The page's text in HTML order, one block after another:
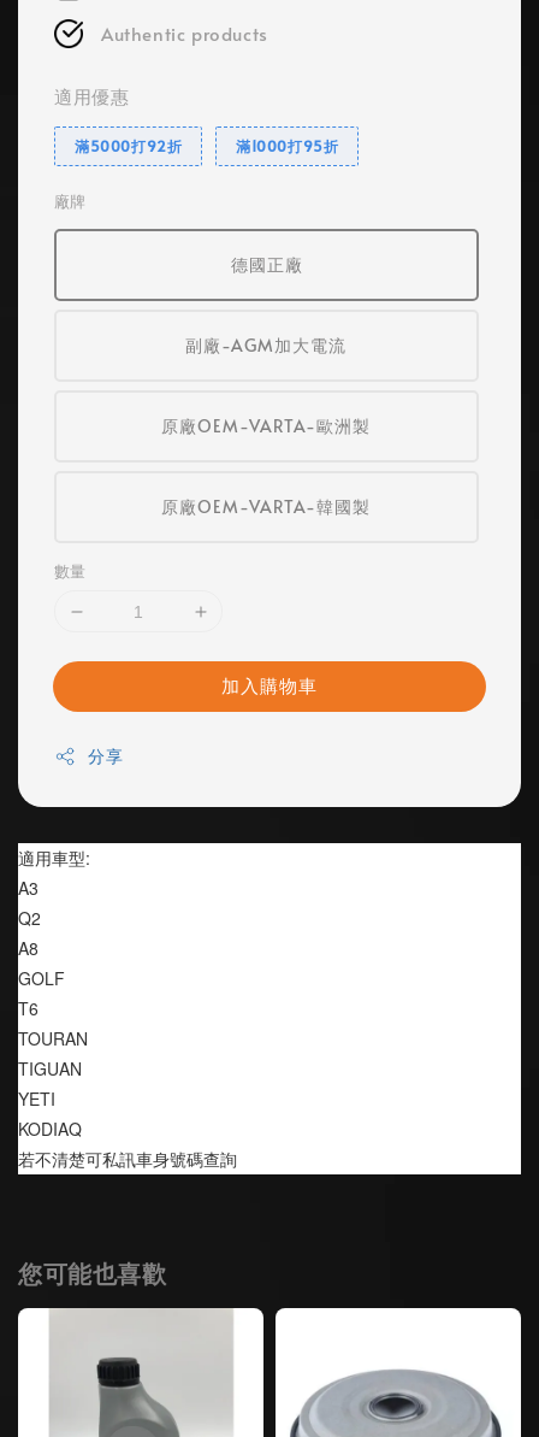
Authentic products
適用優惠
滿5000打92折 滿1000打95折
廠牌
德國正廠
副廠-AGM加大電流
原廠OEM-VARTA-歐洲製
原廠OEM-VARTA-韓國製
數量
加入購物車
分享
適用車型:
A3
Q2
A8
GOLF
T6
TOURAN
TIGUAN
YETI
KODIAQ
若不清楚可私訊車身號碼查詢
您可能也喜歡